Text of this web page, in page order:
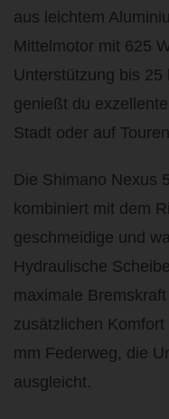
aus leichtem
Mittelmotor mit 625
Unterstützung bis
genießt du
Stadt oder auf
Die Shimano Nexus
kombiniert mit dem
geschmeidige und
Hydraulische
maximale
zusätzlichen
mm Federweg, die
ausgleicht.